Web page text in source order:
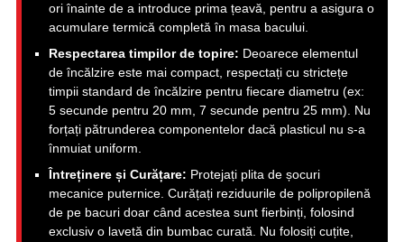
ori înainte de a introduce prima țeavă, pentru a asigura o
acumulare termică completă în masa bacului.
Respectarea timpilor de topire: Deoarece elementul
de încălzire este mai compact, respectați cu strictețe
timpii standard de încălzire pentru fiecare diametru (ex:
5 secunde pentru 20 mm, 7 secunde pentru 25 mm). Nu
forțați pătrunderea componentelor dacă plasticul nu s-a
înmuiat uniform.
Întreținere și Curățare: Protejați plita de șocuri
mecanice puternice. Curățați reziduurile de polipropilenă
de pe bacuri doar când acestea sunt fierbinți, folosind
exclusiv o lavetă din bumbac curată. Nu folosiți cuțite,